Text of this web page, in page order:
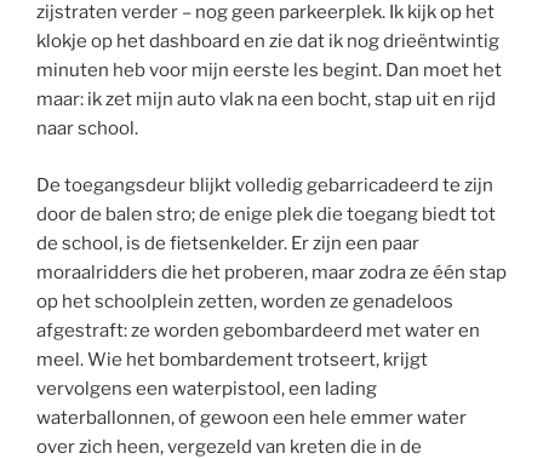
zijstraten verder – nog geen parkeerplek. Ik kijk op het
klokje op het dashboard en zie dat ik nog drieëntwintig
minuten heb voor mijn eerste les begint. Dan moet het
maar: ik zet mijn auto vlak na een bocht, stap uit en rijd
naar school.
De toegangsdeur blijkt volledig gebarricadeerd te zijn
door de balen stro; de enige plek die toegang biedt tot
de school, is de fietsenkelder. Er zijn een paar
moraalridders die het proberen, maar zodra ze één stap
op het schoolplein zetten, worden ze genadeloos
afgestraft: ze worden gebombardeerd met water en
meel. Wie het bombardement trotseert, krijgt
vervolgens een waterpistool, een lading
waterballonnen, of gewoon een hele emmer water
over zich heen, vergezeld van kreten die in de